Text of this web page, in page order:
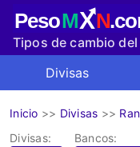
PesoMXN
Tipos de cambio del
Divisas
Inicio >> Divisas >>
Divisas:
Bancos: